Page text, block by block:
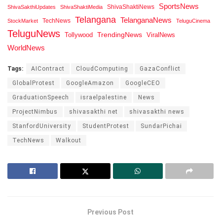
ShivaSakthiUpdates ShivaShaktiMedia ShivaShaktiNews SportsNews
StockMarket TechNews Telangana TelanganaNews TeluguCinema
TeluguNews Tollywood TrendingNews ViralNews
WorldNews
Tags: AIContract CloudComputing GazaConflict
GlobalProtest GoogleAmazon GoogleCEO
GraduationSpeech israelpalestine News
ProjectNimbus shivasakthi net shivasakthi news
StanfordUniversity StudentProtest SundarPichai
TechNews Walkout
Previous Post